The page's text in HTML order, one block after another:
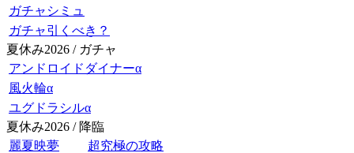
ガチャシミュ
ガチャ引くべき？
夏休み2026 / ガチャ
アンドロイドダイナーα
風火輪α
ユグドラシルα
夏休み2026 / 降臨
麗夏映夢
超究極の攻略